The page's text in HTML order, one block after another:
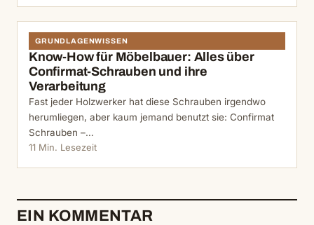
GRUNDLAGENWISSEN
Know-How für Möbelbauer: Alles über
Confirmat-Schrauben und ihre
Verarbeitung
Fast jeder Holzwerker hat diese Schrauben irgendwo
herumliegen, aber kaum jemand benutzt sie: Confirmat
Schrauben –…
11 Min. Lesezeit
EIN KOMMENTAR